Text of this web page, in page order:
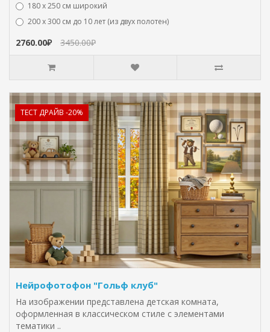
180 х 250 см широкий
200 х 300 см до 10 лет (из двух полотен)
2760.00₽ 3450.00₽
ТЕСТ ДРАЙВ -20%
Нейрофотофон "Гольф клуб"
На изображении представлена детская комната,
оформленная в классическом стиле с элементами
тематики ..